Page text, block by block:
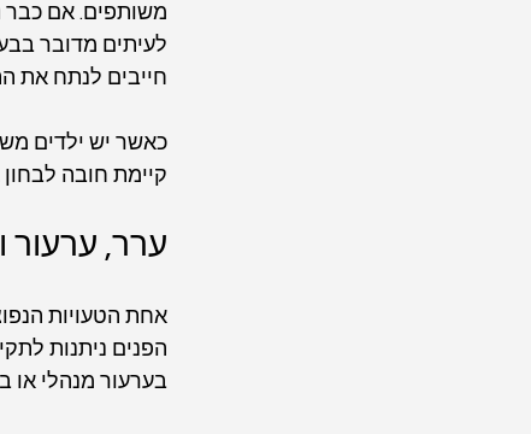
משותפים. אם כבר
לעיתים מדובר
חייבים לנתח את
כאשר יש ילדים
קיימת חובה
ערר, ערעור
אחת הטעויות
הפנים ניתנות
בערעור מנהלי